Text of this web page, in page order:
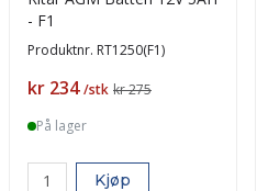
- F1
Produktnr. RT1250(F1)
Pris
kr 234 /stk kr 275
På lager
Kjøp